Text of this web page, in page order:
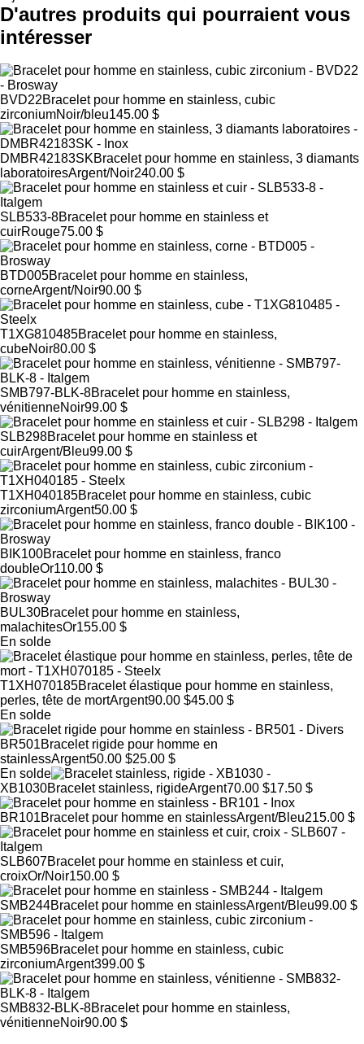
D'autres produits qui pourraient vous
intéresser
BVD22Bracelet pour homme en stainless, cubic
zirconiumNoir/bleu145.00 $
DMBR42183SKBracelet pour homme en stainless, 3 diamants
laboratoiresArgent/Noir240.00 $
SLB533-8Bracelet pour homme en stainless et
cuirRouge75.00 $
BTD005Bracelet pour homme en stainless,
corneArgent/Noir90.00 $
T1XG810485Bracelet pour homme en stainless,
cubeNoir80.00 $
SMB797-BLK-8Bracelet pour homme en stainless,
vénitienneNoir99.00 $
SLB298Bracelet pour homme en stainless et
cuirArgent/Bleu99.00 $
T1XH040185Bracelet pour homme en stainless, cubic
zirconiumArgent50.00 $
BIK100Bracelet pour homme en stainless, franco
doubleOr110.00 $
BUL30Bracelet pour homme en stainless,
malachitesOr155.00 $
En solde
T1XH070185Bracelet élastique pour homme en stainless,
perles, tête de mortArgent90.00 $45.00 $
En solde
BR501Bracelet rigide pour homme en
stainlessArgent50.00 $25.00 $
En solde
XB1030Bracelet stainless, rigideArgent70.00 $17.50 $
BR101Bracelet pour homme en stainlessArgent/Bleu215.00 $
SLB607Bracelet pour homme en stainless et cuir,
croixOr/Noir150.00 $
SMB244Bracelet pour homme en stainlessArgent/Bleu99.00 $
SMB596Bracelet pour homme en stainless, cubic
zirconiumArgent399.00 $
SMB832-BLK-8Bracelet pour homme en stainless,
vénitienneNoir90.00 $